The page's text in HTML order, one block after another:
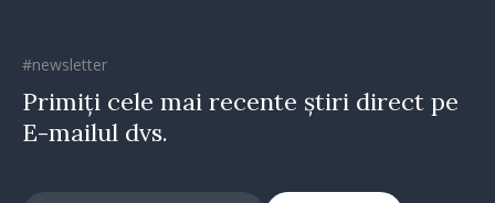
#newsletter
Primiți cele mai recente știri direct pe
E-mailul dvs.